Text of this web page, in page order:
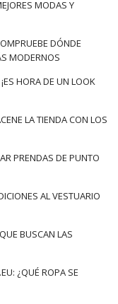
MODAS Y
DÓNDE
MODERNOS
HORA DE UN LOOK
LA TIENDA CON LOS
PRENDAS DE PUNTO
AL VESTUARIO
BUSCAN LAS
¿QUÉ ROPA SE